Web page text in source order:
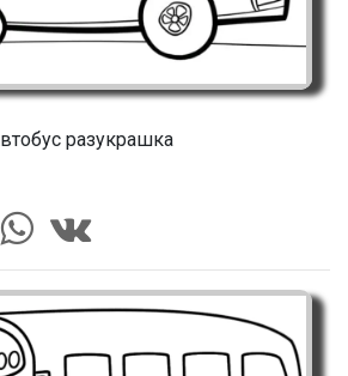
разукрашка